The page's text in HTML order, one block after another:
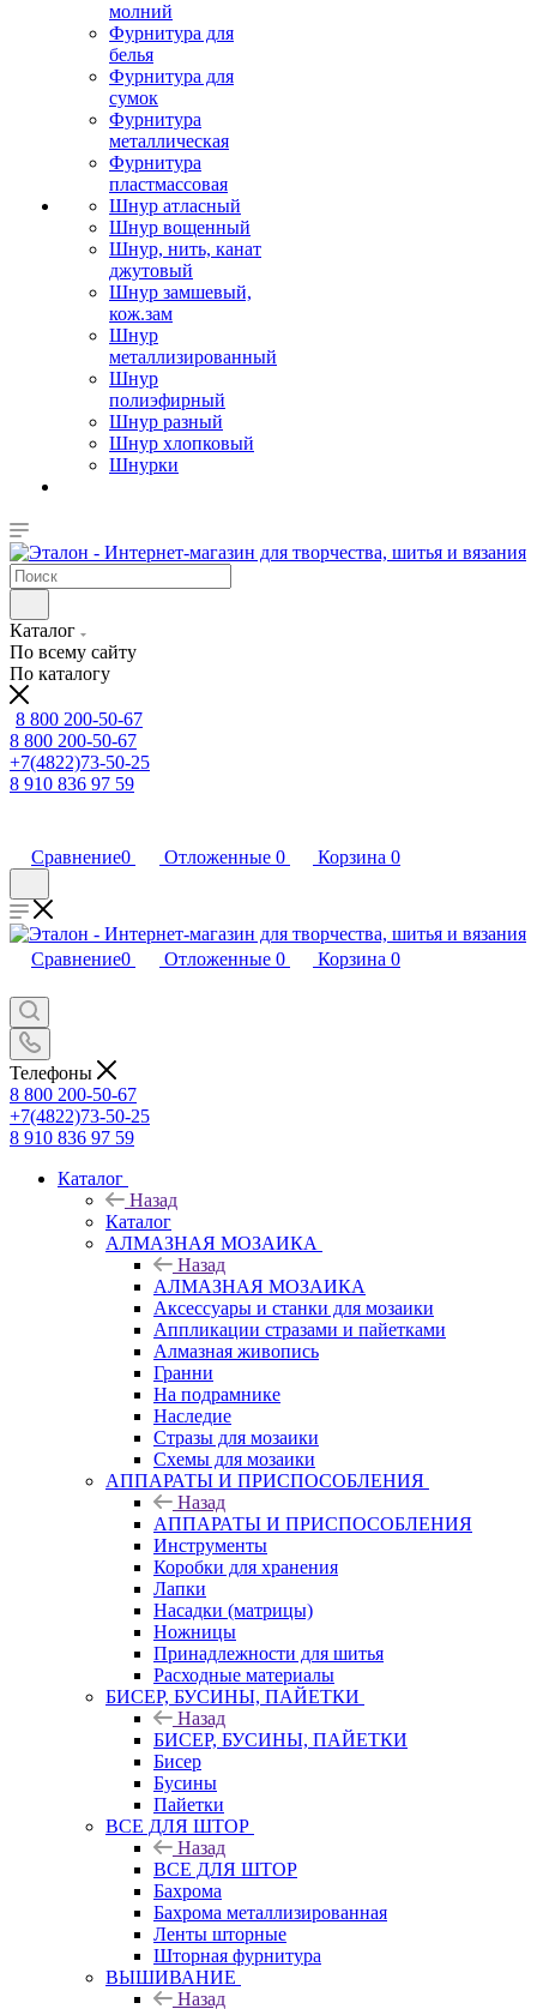
молний
Фурнитура для
белья
Фурнитура для
сумок
Фурнитура
металлическая
Фурнитура
пластмассовая
Шнур атласный
Шнур вощенный
Шнур, нить, канат
джутовый
Шнур замшевый,
кож.зам
Шнур
металлизированный
Шнур
полиэфирный
Шнур разный
Шнур хлопковый
Шнурки
Каталог
По всему сайту
По каталогу
8 800 200-50-67
8 800 200-50-67
+7(4822)73-50-25
8 910 836 97 59
Сравнение0 Отложенные 0 Корзина 0
Сравнение0 Отложенные 0 Корзина 0
Телефоны
8 800 200-50-67
+7(4822)73-50-25
8 910 836 97 59
Каталог
Назад
Каталог
АЛМАЗНАЯ МОЗАИКА
Назад
АЛМАЗНАЯ МОЗАИКА
Аксессуары и станки для мозаики
Аппликации стразами и пайетками
Алмазная живопись
Гранни
На подрамнике
Наследие
Стразы для мозаики
Схемы для мозаики
АППАРАТЫ И ПРИСПОСОБЛЕНИЯ
Назад
АППАРАТЫ И ПРИСПОСОБЛЕНИЯ
Инструменты
Коробки для хранения
Лапки
Насадки (матрицы)
Ножницы
Принадлежности для шитья
Расходные материалы
БИСЕР, БУСИНЫ, ПАЙЕТКИ
Назад
БИСЕР, БУСИНЫ, ПАЙЕТКИ
Бисер
Бусины
Пайетки
ВСЕ ДЛЯ ШТОР
Назад
ВСЕ ДЛЯ ШТОР
Бахрома
Бахрома металлизированная
Ленты шторные
Шторная фурнитура
ВЫШИВАНИЕ
Назад